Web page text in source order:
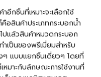
กชิ้นที่เหมาะจะเลือกใช้
อสินค้าประเภทกระบอกน้ำ
ปแล้วสินค้าหมวดกระบอก
เป็นของพรีเมี่ยมสำหรับ
ๆ แบบแยกชิ้นเดี่ยวๆ โดยที่
หมาะกับลักษณะการใช้งานที่